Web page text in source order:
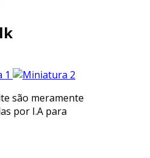
são meramente
por I.A para